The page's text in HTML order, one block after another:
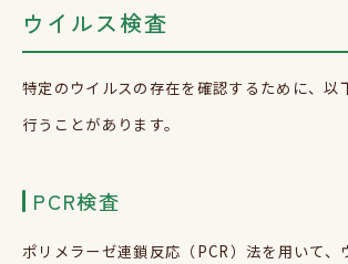
ウイルス検査
特定のウイルスの存在を確認するために、以
行うことがあります。
PCR検査
ポリメラーゼ連鎖反応（PCR）法を用いて、